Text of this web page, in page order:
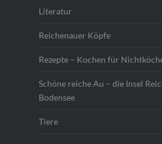
Literatur
Reichenauer Köpfe
Rezepte – Kochen für
Schöne reiche Au – die Insel
Bodensee
Tiere